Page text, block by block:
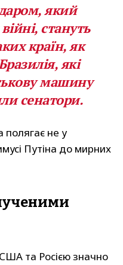
який
стануть
країн, як
які
машину
сенатори.
не у
Путіна до мирних
та Росією значно